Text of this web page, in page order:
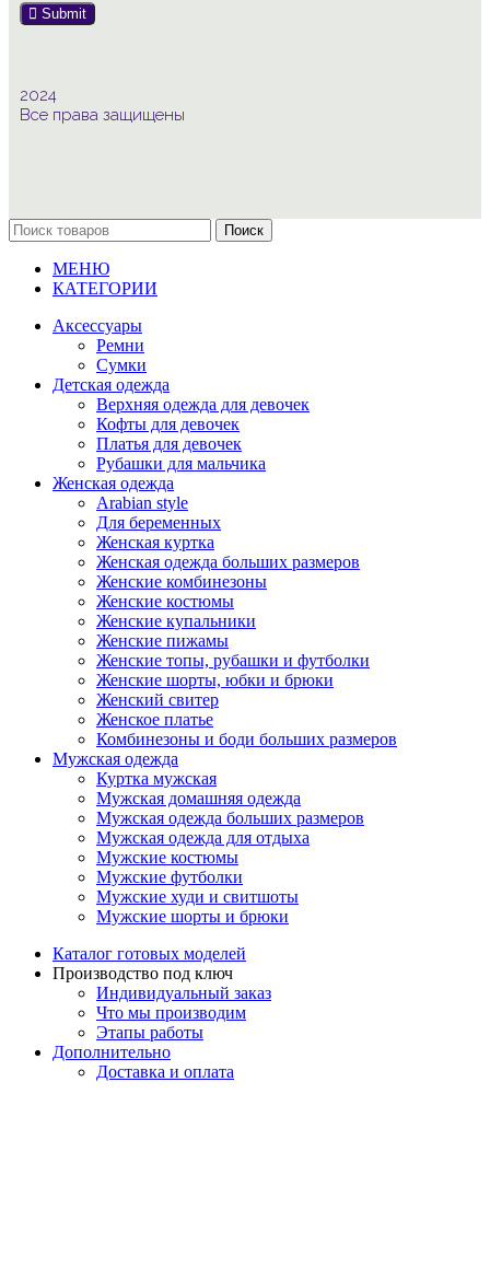
Submit
2024
Все права защищены
Поиск
МЕНЮ
КАТЕГОРИИ
Аксессуары
Ремни
Сумки
Детская одежда
Верхняя одежда для девочек
Кофты для девочек
Платья для девочек
Рубашки для мальчика
Женская одежда
Arabian style
Для беременных
Женская куртка
Женская одежда больших размеров
Женские комбинезоны
Женские костюмы
Женские купальники
Женские пижамы
Женские топы, рубашки и футболки
Женские шорты, юбки и брюки
Женский свитер
Женское платье
Комбинезоны и боди больших размеров
Мужская одежда
Куртка мужская
Мужская домашняя одежда
Мужская одежда больших размеров
Мужская одежда для отдыха
Мужские костюмы
Мужские футболки
Мужские худи и свитшоты
Мужские шорты и брюки
Каталог готовых моделей
Производство под ключ
Индивидуальный заказ
Что мы производим
Этапы работы
Дополнительно
Доставка и оплата